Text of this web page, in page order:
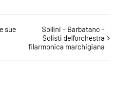
sue
Sollini – Barbatano –
Solisti dell’orchestra
filarmonica marchigiana